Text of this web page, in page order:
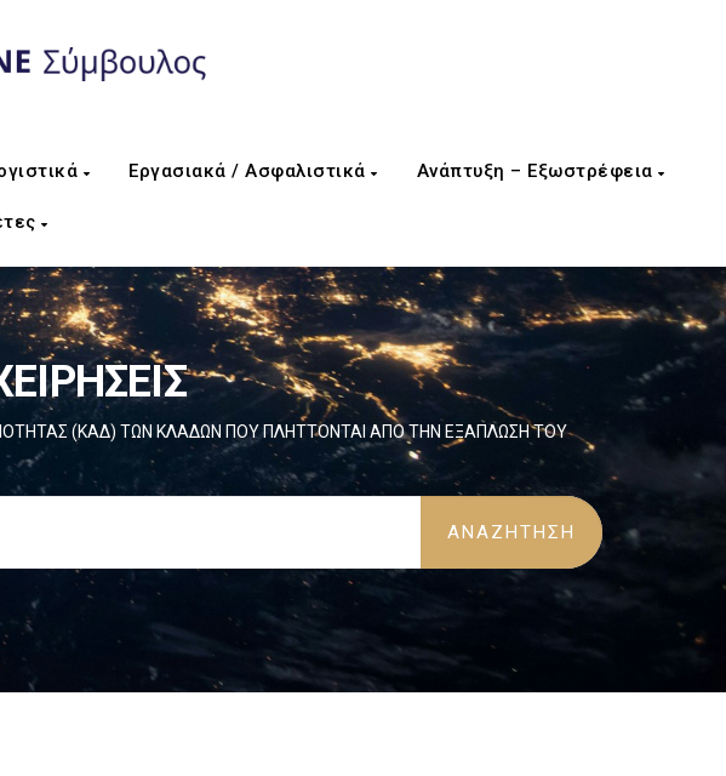
Εργασιακά / Ασφαλιστικά Ανάπτυξη – Εξωστρέφεια
(ΚΑΔ) ΤΩΝ ΚΛΑΔΩΝ ΠΟΥ ΠΛΗΤΤΟΝΤΑΙ ΑΠΟ ΤΗΝ ΕΞΑΠΛΩΣΗ ΤΟΥ